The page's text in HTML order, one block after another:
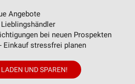
Angebote
bei neuen Prospekten
Einkauf stressfrei planen
UND SPAREN!